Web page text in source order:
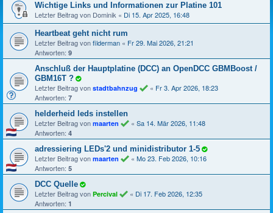
Wichtige Links und Informationen zur Platine 101
Letzter Beitrag von Dominik « Di 15. Apr 2025, 16:48
Heartbeat geht nicht rum
Letzter Beitrag vonfilderman « Fr 29. Mai 2026, 21:21
Antworten: 9
Anschluß der Hauptplatine (DCC) an OpenDCC GBMBoost /
GBM16T ?
Letzter Beitrag von stadtbahnzug « Fr 3. Apr 2026, 18:23
Antworten: 7
helderheid leds instellen
Letzter Beitrag von maarten « Sa 14. Mär 2026, 11:48
Antworten: 4
adressiering LEDs'2 und minidistributor 1-5
Letzter Beitrag von maarten « Mo 23. Feb 2026, 10:16
Antworten: 5
DCC Quelle
Letzter Beitrag von Percival « Di 17. Feb 2026, 12:35
Antworten: 1